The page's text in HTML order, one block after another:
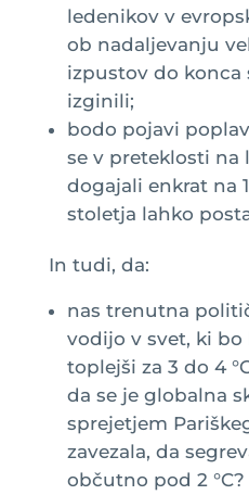
ledenikov v
ob nadaljevanju
izpustov do
izginili;
bodo pojavi
se v preteklosti na
dogajali enkrat na
stoletja lahko
In tudi, da:
nas trenutna
vodijo v svet, ki bo
toplejši za 3 do 4
da se je globalna
sprejetjem
zavezala, da
občutno pod 2 °C?